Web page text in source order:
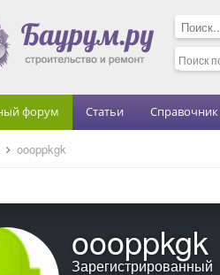
форум Статьи Справочник
oooppkgk
oooppkgk
Зарегистрированный